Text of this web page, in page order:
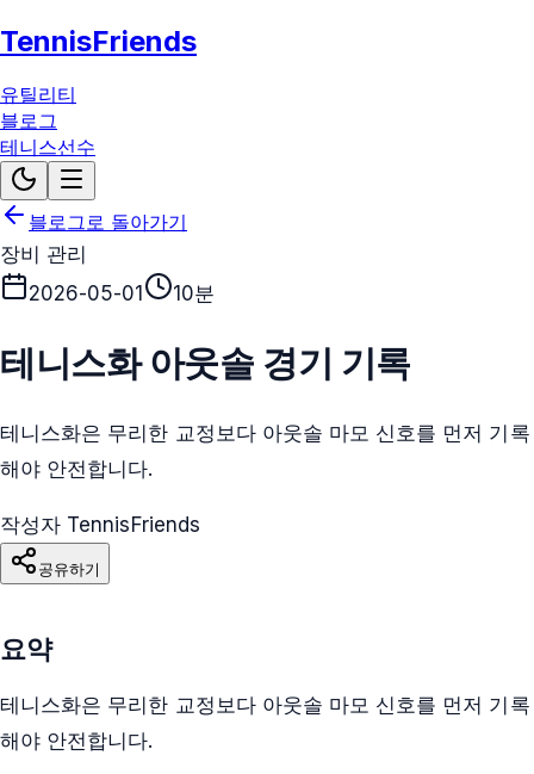
TennisFriends
유틸리티
블로그
테니스선수
블로그로 돌아가기
장비 관리
2026-05-01
10분
테니스화 아웃솔 경기 기록
테니스화은 무리한 교정보다 아웃솔 마모 신호를 먼저 기록
해야 안전합니다.
작성자 TennisFriends
공유하기
요약
테니스화은 무리한 교정보다 아웃솔 마모 신호를 먼저 기록
해야 안전합니다.